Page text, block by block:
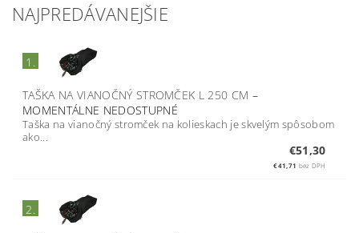
NAJPREDÁVANEJŠIE
1.
TAŠKA NA VIANOČNÝ STROMČEK L 250 CM –
MOMENTÁLNE NEDOSTUPNÉ
Taška na vianočný stromček na kolieskach je skvelým spôsobom
ako...
€51,30
€41,71 bez DPH
2.